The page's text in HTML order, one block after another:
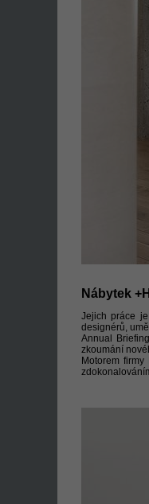
Nábytek
Jejich práce
designérů,
Annual
zkoumání
Motorem